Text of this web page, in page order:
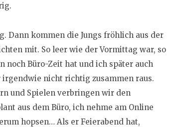
Dann kommen die Jungs fröhlich aus der
mit. So leer wie der Vormittag war, so
Büro-Zeit hat und ich später auch
nicht richtig zusammen raus.
und Spielen verbringen wir den
aus dem Büro, ich nehme am Online
hopsen… Als er Feierabend hat,